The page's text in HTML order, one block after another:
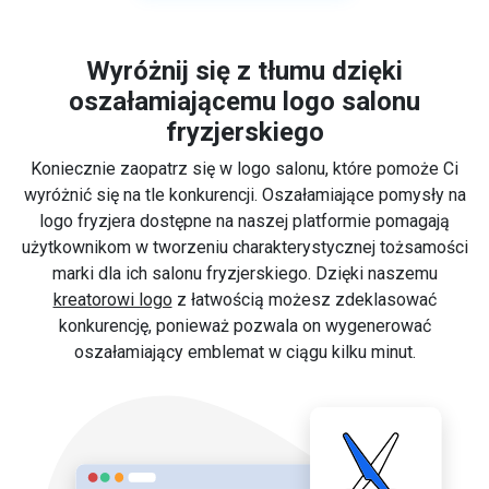
Wyróżnij się z tłumu dzięki
oszałamiającemu logo salonu
fryzjerskiego
Koniecznie zaopatrz się w logo salonu, które pomoże Ci
wyróżnić się na tle konkurencji. Oszałamiające pomysły na
logo fryzjera dostępne na naszej platformie pomagają
użytkownikom w tworzeniu charakterystycznej tożsamości
marki dla ich salonu fryzjerskiego. Dzięki naszemu
kreatorowi logoz łatwością możesz zdeklasować
konkurencję, ponieważ pozwala on wygenerować
oszałamiający emblemat w ciągu kilku minut.